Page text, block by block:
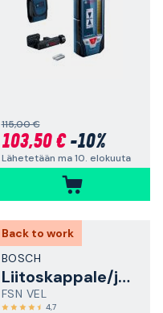
115,00 €
103,50 €-10%
Lähetetään ma 10. elokuuta
Back to work
BOSCH
Liitoskappale/jatkoliitin
FSN VEL
4,7